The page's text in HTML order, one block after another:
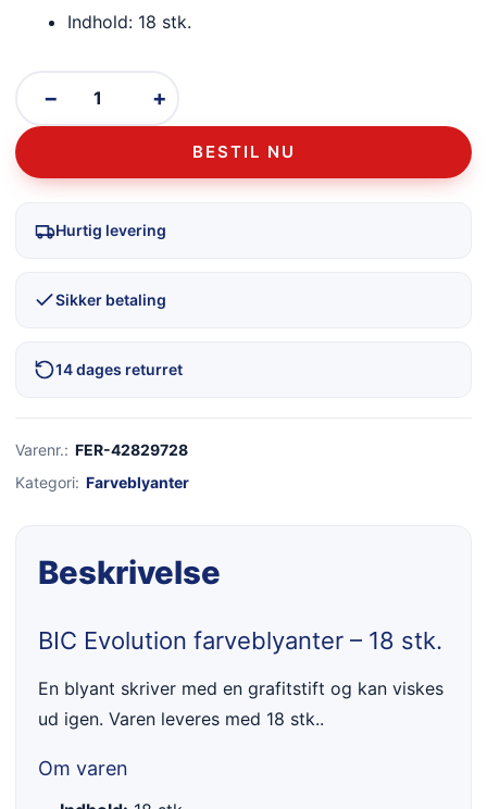
Indhold: 18 stk.
− +
BESTIL NU
Hurtig levering
Sikker betaling
14 dages returret
Varenr.: FER-42829728
Kategori: Farveblyanter
Beskrivelse
BIC Evolution farveblyanter – 18 stk.
En blyant skriver med en grafitstift og kan viskes
ud igen. Varen leveres med 18 stk..
Om varen